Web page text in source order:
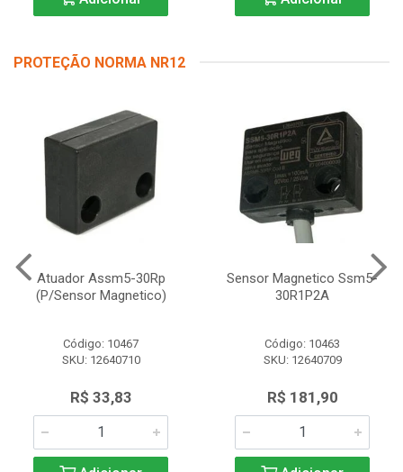
PROTEÇÃO NORMA NR12
Atuador Assm5-30Rp
(P/Sensor Magnetico)
Código: 10467
SKU: 12640710
R$ 33,83
Sensor Magnetico Ssm5-
30R1P2A
Código: 10463
SKU: 12640709
R$ 181,90